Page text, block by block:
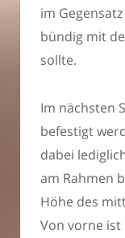
im
bündig mit
sollte.
Im nächsten
befestigt
dabei
am Rahmen
Höhe des
Von vorne ist